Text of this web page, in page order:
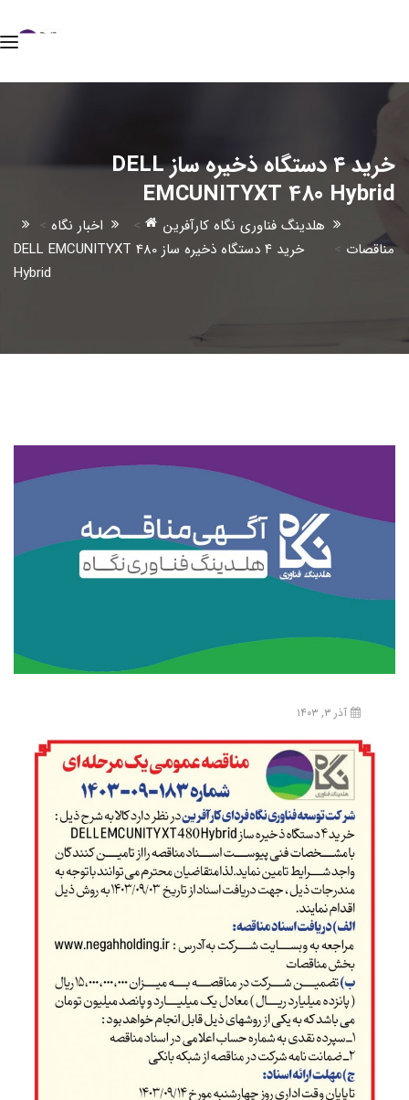
خرید ۴ دستگاه ذخیره ساز DELL
EMCUNITYXT 480 Hybrid
هلدینگ فناوری نگاه کارآفرین > اخبار نگاه >
مناقصات >
خرید ۴ دستگاه ذخیره ساز DELL EMCUNITYXT 480
Hybrid
آذر ۳, ۱۴۰۳